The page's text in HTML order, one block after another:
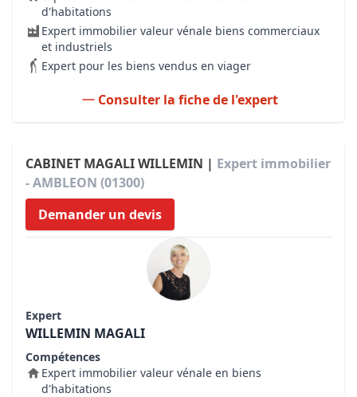
d'habitations
Expert immobilier valeur vénale biens commerciaux
et industriels
Expert pour les biens vendus en viager
Consulter la fiche de l'expert
CABINET MAGALI WILLEMIN | Expert immobilier
- AMBLEON (01300)
Demander un devis
Expert
WILLEMIN MAGALI
Compétences
Expert immobilier valeur vénale en biens
d'habitations